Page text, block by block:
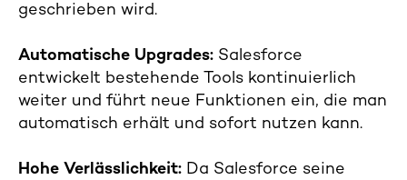
geschrieben wird.
Automatische Upgrades: Salesforce
entwickelt bestehende Tools kontinuierlich
weiter und führt neue Funktionen ein, die man
automatisch erhält und sofort nutzen kann.
Hohe Verlässlichkeit: Da Salesforce seine